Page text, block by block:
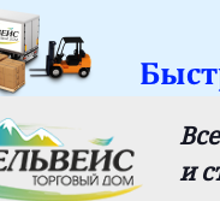
и